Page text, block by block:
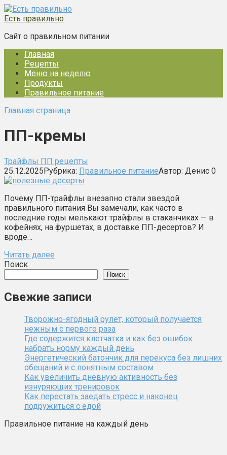
Перейти
к
Есть правильно
Сайт о правильном питании
Главная
Рецепты
Меню на неделю
Продукты
Правильное питание
Главная страница
ПП-кремы
Трайфлы ПП рецепты
25.12.2025Рубрика: Правильное питаниеАвтор: Денис 0
Почему ПП-трайфлы внезапно стали звездой
правильного питания Вы замечали, как часто в
последние годы мелькают трайфлы в стаканчиках — в
кофейнях, на фуршетах, в доставке ПП-десертов? И
вроде…
Читать далее
Поиск
Поиск
Свежие записи
Творожно-ягодный рулет, который получается
нежным с первого раза
Где содержится клетчатка и как без ошибок
набрать норму каждый день
Энергетический батончик для перекуса без лишних
обещаний и с понятным составом
Как увеличить дневную активность без
изнуряющих тренировок
Как перестать заедать стресс и наконец
подружиться с едой
Правильное питание на каждый день